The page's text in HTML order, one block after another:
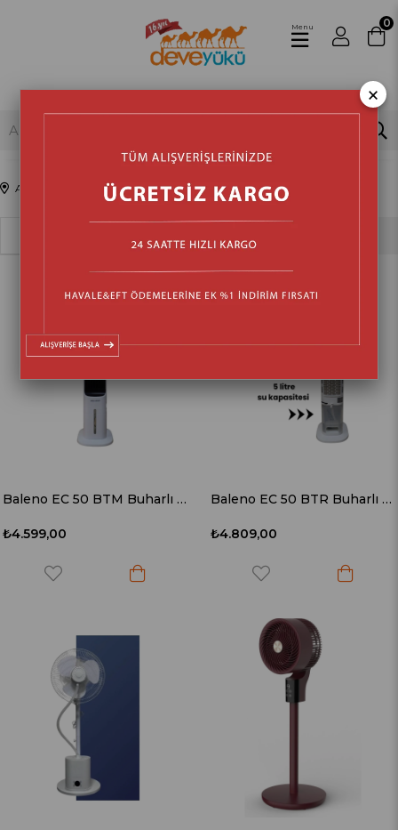
0
Menu
Anasayfa Isıtma & Soğutma
Baleno EC 50 BTM Buharlı Kule Tipi Vantilatör
₺4.599,00
Baleno EC 50 BTR Buharlı Uzaktan Kumandalı Kule Tipi Vantilatör
₺4.809,00
×